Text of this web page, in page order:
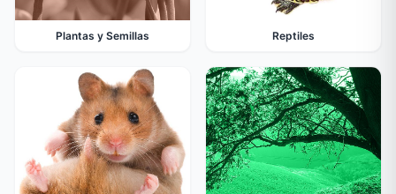
Plantas y Semillas Reptiles